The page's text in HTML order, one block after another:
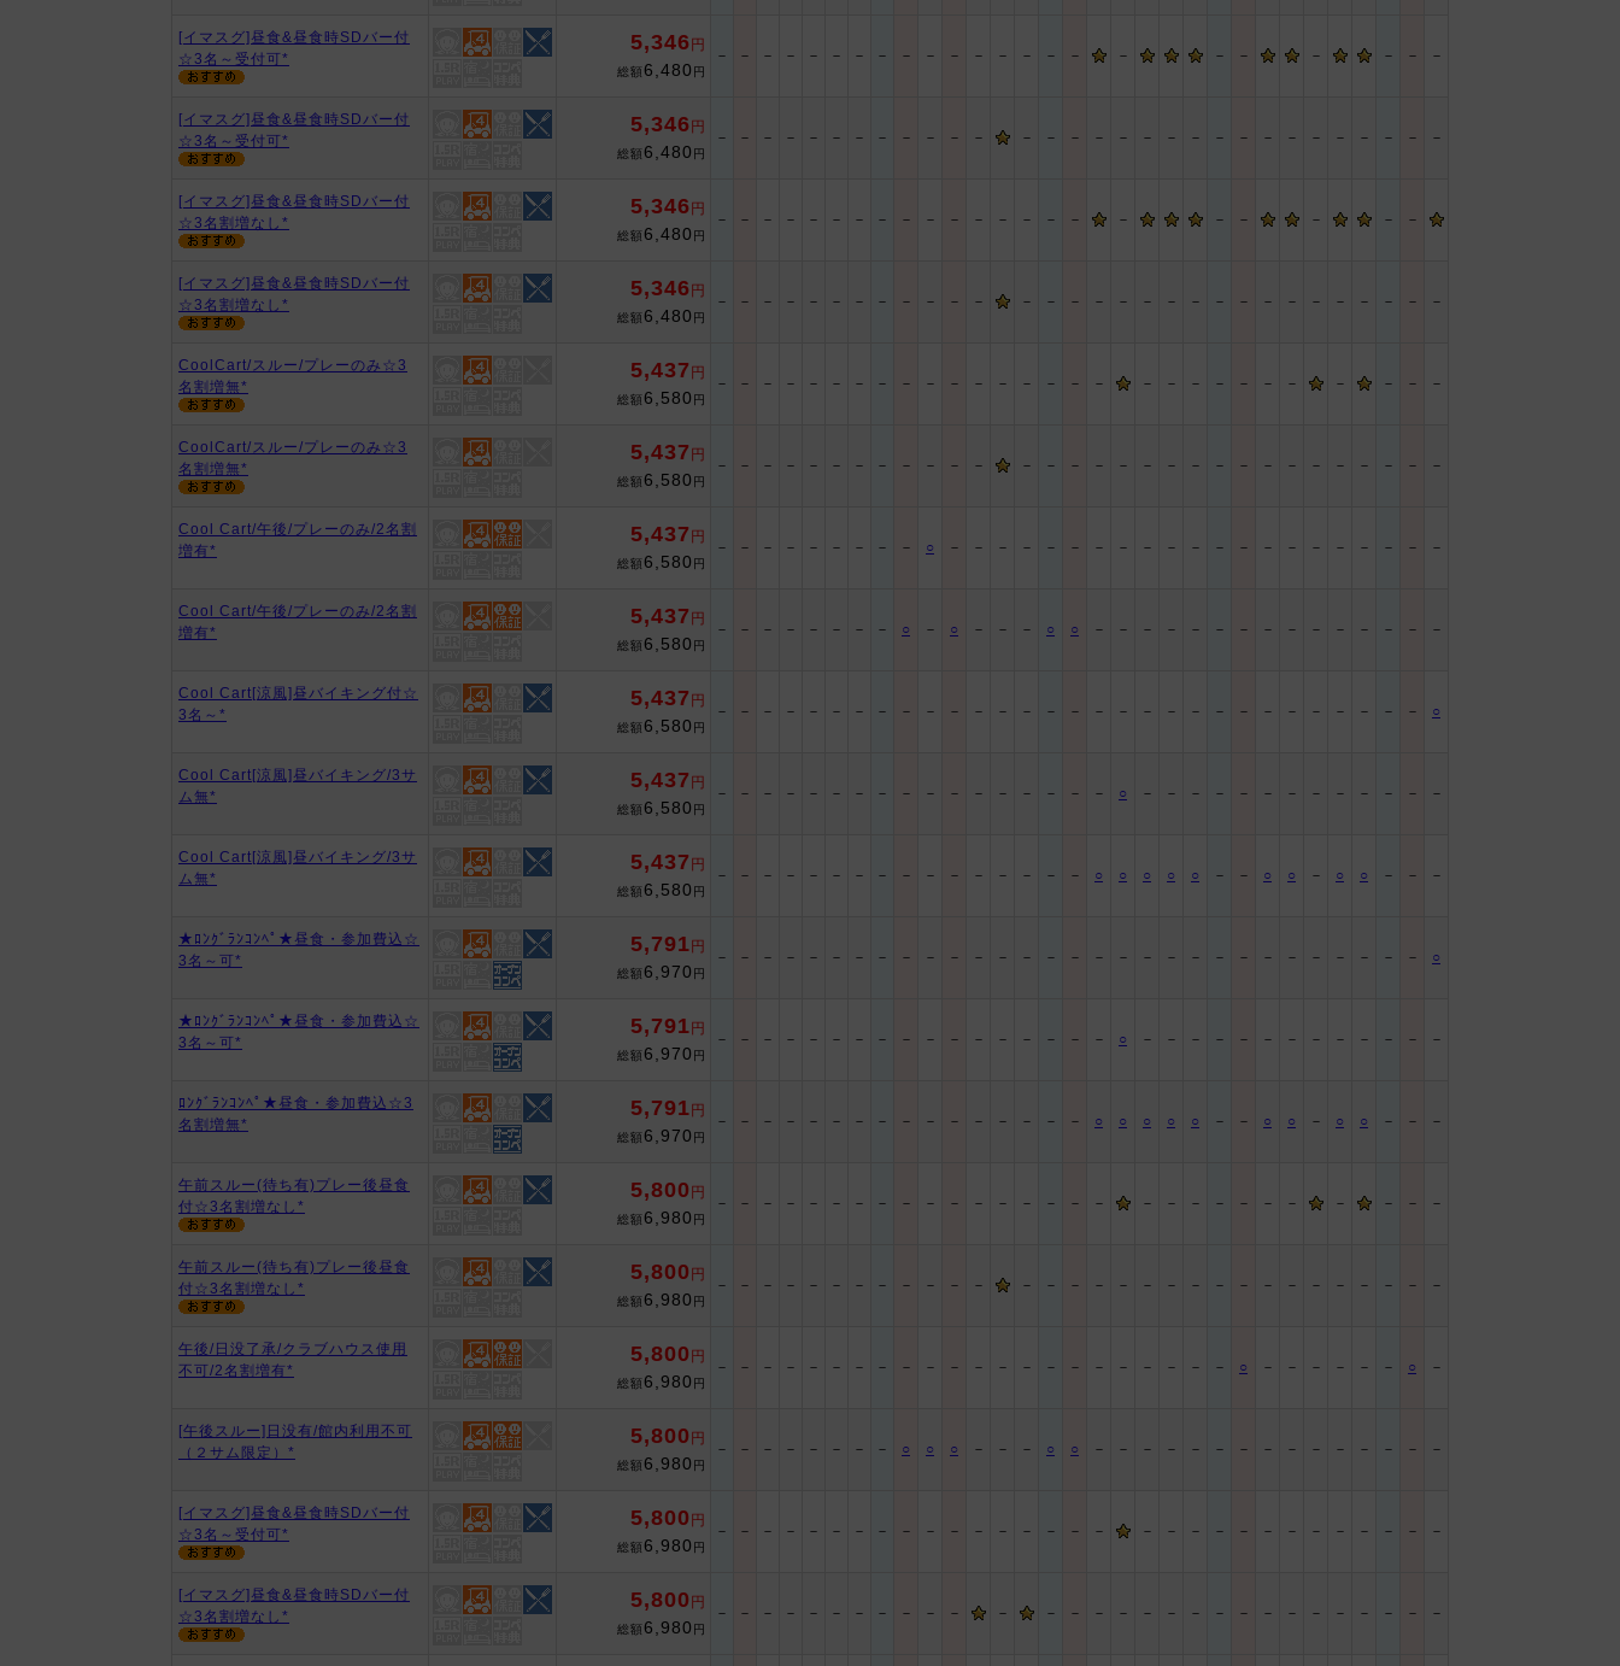
[イマスグ]昼食&昼食時SDバー付
☆3名～受付可*
5,346 円
総額 6,480 円
－ － － － － － － － － － － － － － － － － － － － － － －
[イマスグ]昼食&昼食時SDバー付
☆3名～受付可*
5,346 円
総額 6,480 円
－ － － － － － － － － － － － － － － － － － － － － － － － － － － － － －
[イマスグ]昼食&昼食時SDバー付
☆3名割増なし*
5,346 円
総額 6,480 円
－ － － － － － － － － － － － － － － － － － － － － －
[イマスグ]昼食&昼食時SDバー付
☆3名割増なし*
5,346 円
総額 6,480 円
－ － － － － － － － － － － － － － － － － － － － － － － － － － － － － －
CoolCart/スルー/プレーのみ☆3
名割増無*
5,437 円
総額 6,580 円
－ － － － － － － － － － － － － － － － － － － － － － － － － － － －
CoolCart/スルー/プレーのみ☆3
名割増無*
5,437 円
総額 6,580 円
－ － － － － － － － － － － － － － － － － － － － － － － － － － － － － －
Cool Cart/午後/プレーのみ/2名割
増有*
5,437 円
総額 6,580 円
－ － － － － － － － － ○ － － － － － － － － － － － － － － － － － － － － －
Cool Cart/午後/プレーのみ/2名割
増有*
5,437 円
総額 6,580 円
－ － － － － － － － ○ － ○ － － － ○ ○ － － － － － － － － － － － － － － －
Cool Cart[涼風]昼バイキング付☆
3名～*
5,437 円
総額 6,580 円
－ － － － － － － － － － － － － － － － － － － － － － － － － － － － － － ○
Cool Cart[涼風]昼バイキング/3サ
ム無*
5,437 円
総額 6,580 円
－ － － － － － － － － － － － － － － － － ○ － － － － － － － － － － － － －
Cool Cart[涼風]昼バイキング/3サ
ム無*
5,437 円
総額 6,580 円
－ － － － － － － － － － － － － － － － ○ ○ ○ ○ ○ － － ○ ○ － ○ ○ － － －
★ﾛﾝｸﾞﾗﾝｺﾝﾍﾟ★昼食・参加費込☆
3名～可*
5,791 円
総額 6,970 円
－ － － － － － － － － － － － － － － － － － － － － － － － － － － － － － ○
★ﾛﾝｸﾞﾗﾝｺﾝﾍﾟ★昼食・参加費込☆
3名～可*
5,791 円
総額 6,970 円
－ － － － － － － － － － － － － － － － － ○ － － － － － － － － － － － － －
ﾛﾝｸﾞﾗﾝｺﾝﾍﾟ★昼食・参加費込☆3
名割増無*
5,791 円
総額 6,970 円
－ － － － － － － － － － － － － － － － ○ ○ ○ ○ ○ － － ○ ○ － ○ ○ － － －
午前スルー(待ち有)プレー後昼食
付☆3名割増なし*
5,800 円
総額 6,980 円
－ － － － － － － － － － － － － － － － － － － － － － － － － － － －
午前スルー(待ち有)プレー後昼食
付☆3名割増なし*
5,800 円
総額 6,980 円
－ － － － － － － － － － － － － － － － － － － － － － － － － － － － － －
午後/日没了承/クラブハウス使用
不可/2名割増有*
5,800 円
総額 6,980 円
－ － － － － － － － － － － － － － － － － － － － － － ○ － － － － － － ○ －
[午後スルー]日没有/館内利用不可
（２サム限定）*
5,800 円
総額 6,980 円
－ － － － － － － － ○ ○ ○ － － － ○ ○ － － － － － － － － － － － － － － －
[イマスグ]昼食&昼食時SDバー付
☆3名～受付可*
5,800 円
総額 6,980 円
－ － － － － － － － － － － － － － － － － － － － － － － － － － － － － －
[イマスグ]昼食&昼食時SDバー付
☆3名割増なし*
5,800 円
総額 6,980 円
－ － － － － － － － － － － － － － － － － － － － － － － － － － － － －